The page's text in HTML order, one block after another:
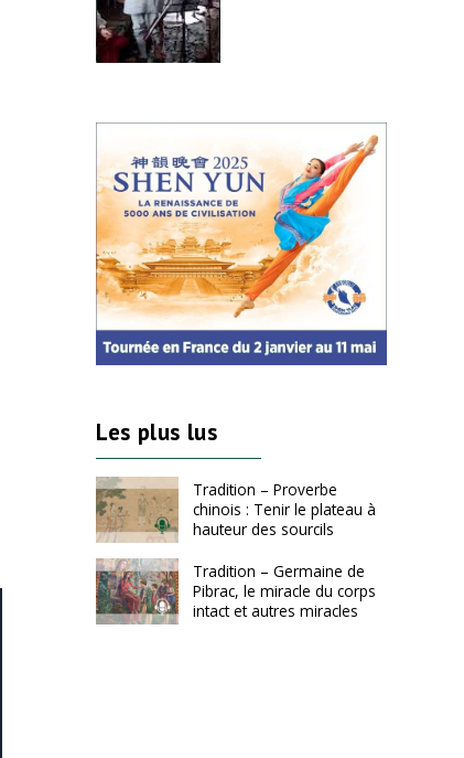
Les plus lus
Tradition – Proverbe
chinois : Tenir le plateau à
hauteur des sourcils
Tradition – Germaine de
Pibrac, le miracle du corps
intact et autres miracles